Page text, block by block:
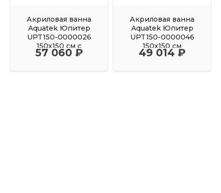
Акриловая ванна
Aquatek Юпитер
UPT150-0000026
150х150 см с
фронтальным
57 060 ₽
Акриловая ванна
Aquatek Юпитер
UPT150-0000046
150х150 см
49 014 ₽